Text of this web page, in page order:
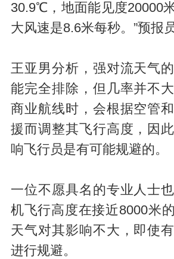
30.9℃，地面能见度20000
大风速是8.6米每秒。”预报
王亚男分析，强对流天气
能完全排除，但几率并不
商业航线时，会根据空管
援而调整其飞行高度，因
响飞行员是有可能规避的。
一位不愿具名的专业人士
机飞行高度在接近8000米
天气对其影响不大，即使
进行规避。